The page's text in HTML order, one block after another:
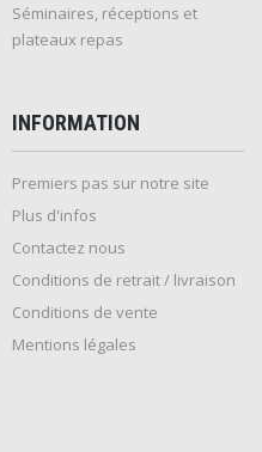
Séminaires, réceptions et
plateaux repas
INFORMATION
Premiers pas sur notre site
Plus d'infos
Contactez nous
Conditions de retrait / livraison
Conditions de vente
Mentions légales